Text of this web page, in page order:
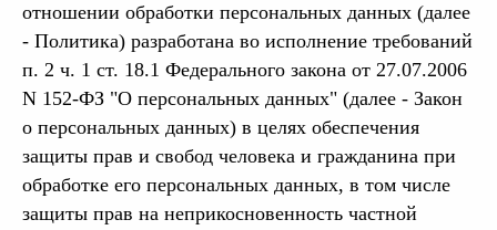
отношении обработки персональных данных (далее
- Политика) разработана во исполнение требований
п. 2 ч. 1 ст. 18.1 Федерального закона от 27.07.2006
N 152-ФЗ "О персональных данных" (далее - Закон
о персональных данных) в целях обеспечения
защиты прав и свобод человека и гражданина при
обработке его персональных данных, в том числе
защиты прав на неприкосновенность частной